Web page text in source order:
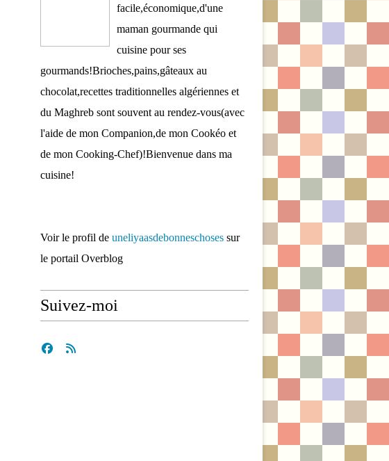
facile,économique,d'une
maman gourmande qui
cuisine pour ses
gourmands!Brioches,pains,gâteaux au
chocolat,recettes traditionnelles algériennes et
du Maghreb sont souvent au rendez-vous(avec
l'aide de mon Companion,de mon Cookéo et
de mon Cooking-Chef)!Bienvenue dans ma
cuisine!
Voir le profil de uneliyaasdebonneschoses sur
le portail Overblog
Suivez-moi